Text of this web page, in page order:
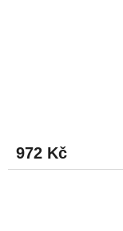
972 Kč